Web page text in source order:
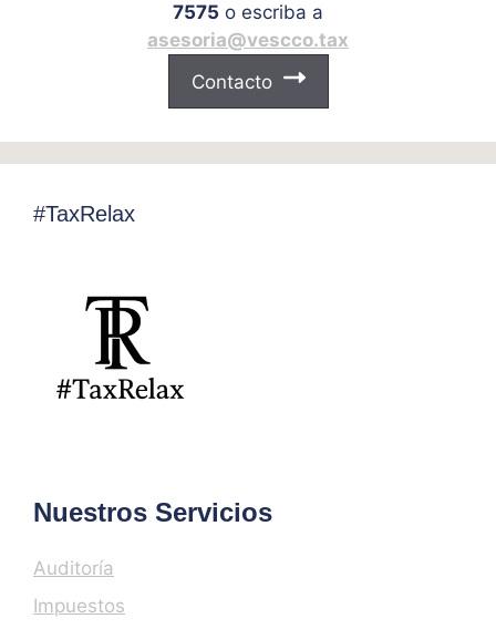
7575 o escriba a
asesoria@vescco.tax
Contacto
#TaxRelax
Nuestros Servicios
Auditoría
Impuestos